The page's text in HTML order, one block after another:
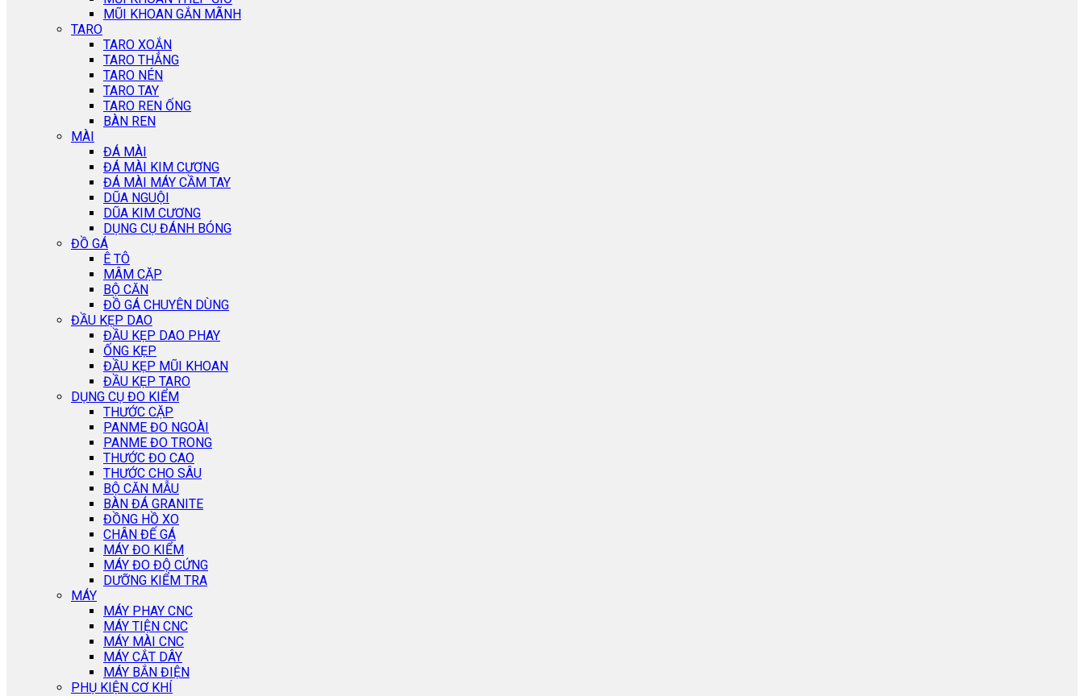
MŨI KHOAN GẮN MÃNH
TARO
TARO XOẮN
TARO THẲNG
TARO NÉN
TARO TAY
TARO REN ỐNG
BÀN REN
MÀI
ĐÁ MÀI
ĐÁ MÀI KIM CƯƠNG
ĐÁ MÀI MÁY CẦM TAY
DŨA NGUỘI
DŨA KIM CƯƠNG
DỤNG CỤ ĐÁNH BÓNG
ĐỒ GÁ
Ê TÔ
MÂM CẶP
BỘ CĂN
ĐỒ GÁ CHUYÊN DÙNG
ĐẦU KẸP DAO
ĐẦU KẸP DAO PHAY
ỐNG KẸP
ĐẦU KẸP MŨI KHOAN
ĐẦU KẸP TARO
DỤNG CỤ ĐO KIỂM
THƯỚC CẶP
PANME ĐO NGOÀI
PANME ĐO TRONG
THƯỚC ĐO CAO
THƯỚC CHO SÂU
BỘ CĂN MẪU
BÀN ĐÁ GRANITE
ĐỒNG HỒ XO
CHÂN ĐẾ GÁ
MÁY ĐO KIỂM
MÁY ĐO ĐỘ CỨNG
DƯỠNG KIỂM TRA
MÁY
MÁY PHAY CNC
MÁY TIỆN CNC
MÁY MÀI CNC
MÁY CẮT DÂY
MÁY BẮN ĐIỆN
PHỤ KIỆN CƠ KHÍ